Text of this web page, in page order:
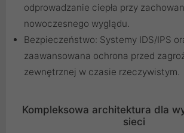
odprowadzanie ciepła przy
nowoczesnego wyglądu.
Bezpieczeństwo: Systemy IDS/IPS
zaawansowana ochrona przed
zewnętrznej w czasie rzeczywistym.
Kompleksowa architektura dla
sieci